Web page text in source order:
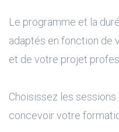
Le programme et la
adaptés en fonction de
et de votre projet
Choisissez les
concevoir votre